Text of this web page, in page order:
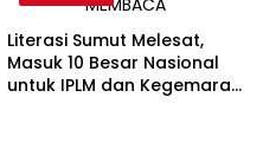
Literasi Sumut Melesat,
Masuk 10 Besar Nasional
untuk IPLM dan Kegemaran